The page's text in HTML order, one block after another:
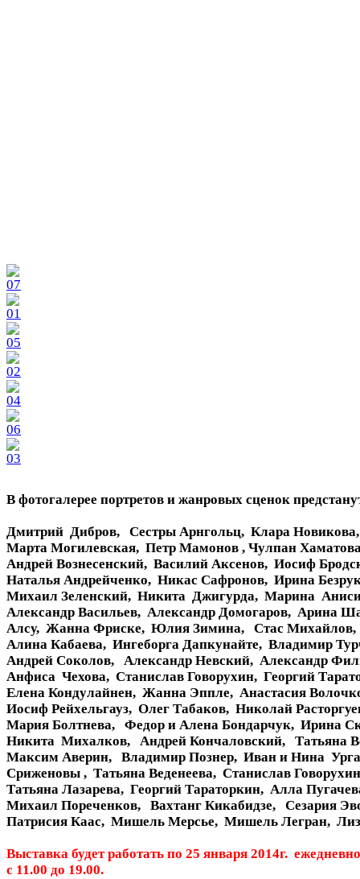
В фотогалерее портретов и жанровых сценок
Дмитрий Дибров, Сестры Арнгольц, Клара Новикова,
Марта Могилевская, Петр Мамонов , Чулпан
Андрей Вознесенский, Василий Аксенов, Иосиф
Наталья Андрейченко, Никас Сафронов, Ирина
Михаил Зеленский, Никита Джигурда, Марина
Александр Васильев, Александр Домогаров, Арина
Алсу, Жанна Фриске, Юлия Зимина, Стас Михайлов,
Алина Кабаева, Ингеборга Дапкунайте, Владимир
Андрей Соколов, Александр Невский, Александр
Анфиса Чехова, Станислав Говорухин, Георгий
Елена Кондулайнен, Жанна Эппле, Анастасия
Иосиф Рейхельгауз, Олег Табаков, Николай
Мария Болтнева, Федор и Алена Бондарчук, Ирина
Никита Михалков, Андрей Кончаловский, Татьяна
Максим Аверин, Владимир Познер, Иван и Нина
Сриженовы , Татьяна Веденеева, Станислав
Татьяна Лазарева, Георгий Тараторкин, Алла
Михаил Пореченков, Вахтанг Кикабидзе, Сезария
Патрисия Каас, Мишель Мерсье, Мишель Легран,
Выставка будет работать по 25 января 2014г.
с 11.00 до 19.00.